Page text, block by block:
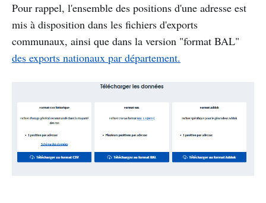
Pour rappel, l'ensemble des positions d'une adresse est
mis à disposition dans les fichiers d'exports
communaux, ainsi que dans la version "format BAL"
des exports nationaux par département.